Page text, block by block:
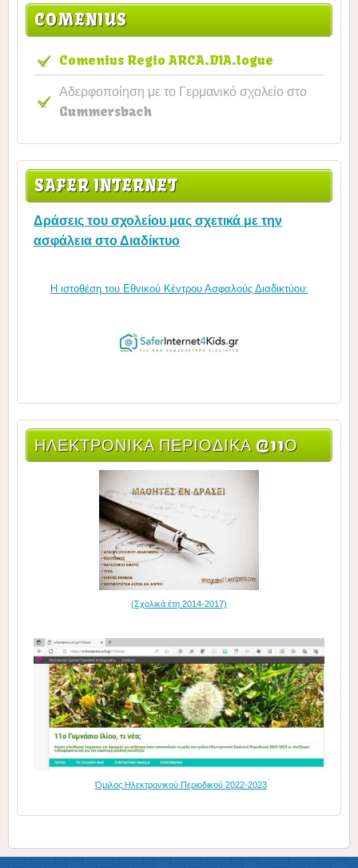
COMENIUS
Comenius Regio ARCA.DIA.logue
Αδερφοποίηση με το Γερμανικό σχολείο στο
Gummersbach
SAFER INTERNET
Δράσεις του σχολείου μας σχετικά με την
ασφάλεια στο Διαδίκτυο
Η ιστοθέση του Εθνικού Κέντρου Ασφαλούς Διαδικτύου:
ΗΛΕΚΤΡΟΝΙΚΆ ΠΕΡΙΟΔΙΚΆ @11Ο
(Σχολικά έτη 2014-2017)
Όμιλος Ηλεκτρονικού Περιοδικού 2022-2023